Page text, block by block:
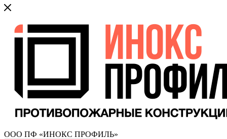
ООО ПФ «ИНОКС ПРОФИЛЬ»